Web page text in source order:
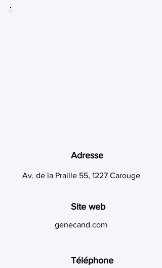
Adresse
Av. de la Praille 55, 1227 Carouge
Site web
genecand.com
Téléphone